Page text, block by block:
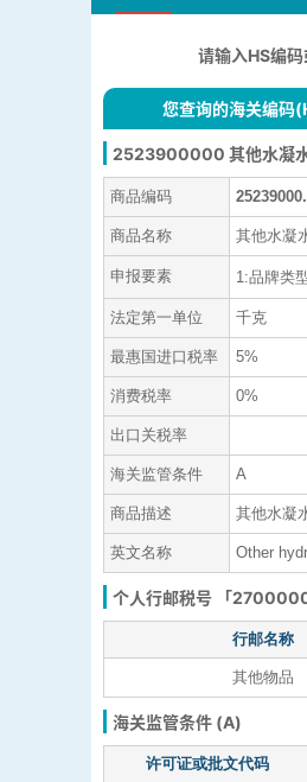
请输入HS编
您查询的海关编码
2523900000 其他水凝
商品编码
商品名称 其他水凝
申报要素 1:品牌类
法定第一单位 千克
最惠国进口税率 5%
消费税率 0%
出口关税率
海关监管条件 A
商品描述 其他水凝
英文名称 Other
个人行邮税号 「
行邮名称
其他物品
海关监管条件 (A)
许可证或批文代码